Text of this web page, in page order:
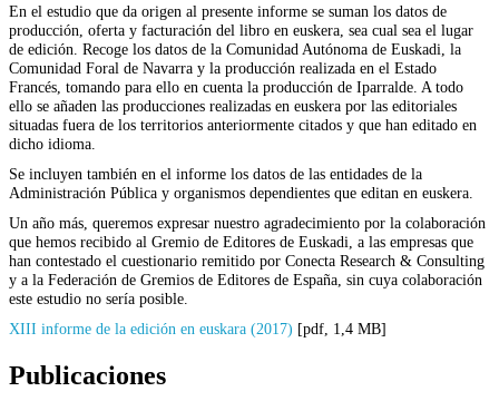
En el estudio que da origen al presente informe se suman los datos de
producción, oferta y facturación del libro en euskera, sea cual sea el lugar
de edición. Recoge los datos de la Comunidad Autónoma de Euskadi, la
Comunidad Foral de Navarra y la producción realizada en el Estado
Francés, tomando para ello en cuenta la producción de Iparralde. A todo
ello se añaden las producciones realizadas en euskera por las editoriales
situadas fuera de los territorios anteriormente citados y que han editado en
dicho idioma.
Se incluyen también en el informe los datos de las entidades de la
Administración Pública y organismos dependientes que editan en euskera.
Un año más, queremos expresar nuestro agradecimiento por la colaboración
que hemos recibido al Gremio de Editores de Euskadi, a las empresas que
han contestado el cuestionario remitido por Conecta Research & Consulting
y a la Federación de Gremios de Editores de España, sin cuya colaboración
este estudio no sería posible.
XIII informe de la edición en euskara (2017) [pdf, 1,4 MB]
Publicaciones